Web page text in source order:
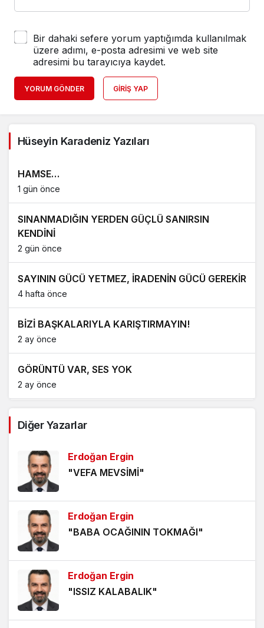
Bir dahaki sefere yorum yaptığımda kullanılmak
üzere adımı, e-posta adresimi ve web site
adresimi bu tarayıcıya kaydet.
YORUM GÖNDER GIRIŞ YAP
Hüseyin Karadeniz Yazıları
HAMSE…
1 gün önce
SINANMADIĞIN YERDEN GÜÇLÜ SANIRSIN
KENDİNİ
2 gün önce
SAYININ GÜCÜ YETMEZ, İRADENİN GÜCÜ GEREKİR
4 hafta önce
BİZİ BAŞKALARIYLA KARIŞTIRMAYIN!
2 ay önce
GÖRÜNTÜ VAR, SES YOK
2 ay önce
2 ay önce
GÖZE BATAN EMEK
3 ay önce
BİR HİKÂYENİN ARDINDAN
4 ay önce
TAŞKÖPRÜ TARİHİ BEYAZ PERDEDE
BECERİKSİZLİK
5 ay önce
Diğer Yazarlar
Erdoğan Ergin
"VEFA MEVSİMİ"
Erdoğan Ergin
"BABA OCAĞININ TOKMAĞI"
Erdoğan Ergin
"ISSIZ KALABALIK"